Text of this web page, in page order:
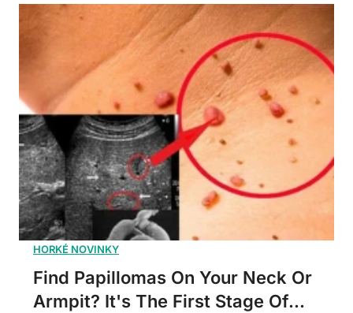
Find Papillomas On Your Neck Or
Armpit? It's The First Stage Of...